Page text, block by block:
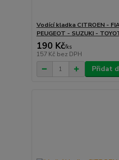
Vodící kladka CITROEN -
PEUGEOT - SUZUKI -
190 Kč/ks
157 Kč bez DPH
Přidat